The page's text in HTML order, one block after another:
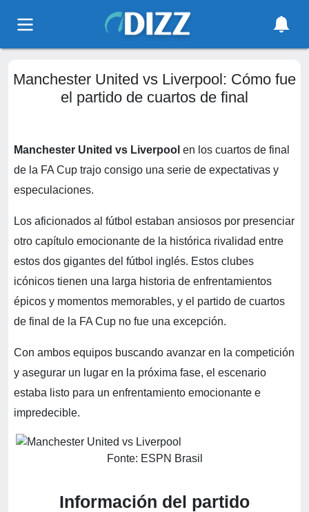
Manchester United vs Liverpool: Cómo fue
el partido de cuartos de final
Manchester United vs Liverpool en los cuartos de final
de la FA Cup trajo consigo una serie de expectativas y
especulaciones.
Los aficionados al fútbol estaban ansiosos por presenciar
otro capítulo emocionante de la histórica rivalidad entre
estos dos gigantes del fútbol inglés. Estos clubes
icónicos tienen una larga historia de enfrentamientos
épicos y momentos memorables, y el partido de cuartos
de final de la FA Cup no fue una excepción.
Con ambos equipos buscando avanzar en la competición
y asegurar un lugar en la próxima fase, el escenario
estaba listo para un enfrentamiento emocionante e
impredecible.
Fonte: ESPN Brasil
Información del partido